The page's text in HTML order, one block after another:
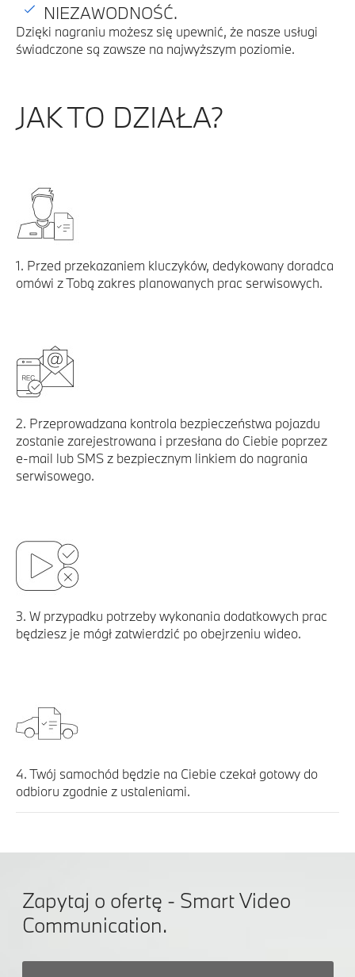
NIEZAWODNOŚĆ.
Dzięki nagraniu możesz się upewnić, że nasze usługi
świadczone są zawsze na najwyższym poziomie.
JAK TO DZIAŁA?
1. Przed przekazaniem kluczyków, dedykowany doradca
omówi z Tobą zakres planowanych prac serwisowych.
2. Przeprowadzana kontrola bezpieczeństwa pojazdu
zostanie zarejestrowana i przesłana do Ciebie poprzez
e-mail lub SMS z bezpiecznym linkiem do nagrania
serwisowego.
3. W przypadku potrzeby wykonania dodatkowych prac
będziesz je mógł zatwierdzić po obejrzeniu wideo.
4. Twój samochód będzie na Ciebie czekał gotowy do
odbioru zgodnie z ustaleniami.
Zapytaj o ofertę - Smart Video
Communication.